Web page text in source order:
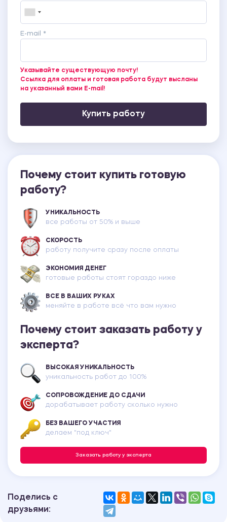
E-mail *
Указывайте существующую почту!
Ссылка для оплаты и готовая работа будут высланы
на указанный вами E-mail!
Купить работу
Почему стоит купить готовую
работу?
УНИКАЛЬНОСТЬ
все работы от 50% и выше
СКОРОСТЬ
работу получите сразу после оплаты
ЭКОНОМИЯ ДЕНЕГ
готовые работы стоят гораздо ниже
ВСЕ В ВАШИХ РУКАХ
меняйте в работе всё что вам нужно
Почему стоит заказать работу у
эксперта?
ВЫСОКАЯ УНИКАЛЬНОСТЬ
уникальность работ до 100%
СОПРОВОЖДЕНИЕ ДО СДАЧИ
дорабатывает работу сколько нужно
БЕЗ ВАШЕГО УЧАСТИЯ
делаем "под ключ"
Заказать работу у эксперта
Поделись с
друзьями: